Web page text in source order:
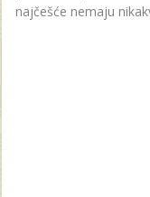
najčešće nemaju